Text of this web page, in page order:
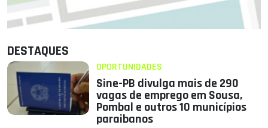
DESTAQUES
OPORTUNIDADES
Sine-PB divulga mais de 290
vagas de emprego em Sousa,
Pombal e outros 10 municípios
paraibanos